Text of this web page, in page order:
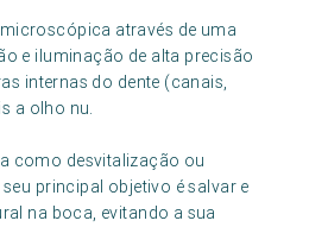
através de uma
e iluminação de alta precisão
internas do dente (canais,
a olho nu.
como desvitalização ou
principal objetivo é salvar e
na boca, evitando a sua